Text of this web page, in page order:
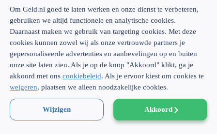
Geld.nl is de écht onafhankelijke vergelijker voor je verzekeringen en
bankproducten. Vergelijk, kies het beste product voor jou en betaal
geen euro te veel!
AFM: 12039914 300.014480
Emmasingel 23 | 5611 AZ Eindhoven | Dienstverlening & disclaimer| Privacy|
Cookies| Sitemap|
WFT-vergunning: 12039914 |
© Geld.nl 2026
Om Geld.nl goed te laten werken en onze dienst te verbeteren,
gebruiken we altijd functionele en analytische cookies.
Daarnaast maken we gebruik van targeting cookies. Met deze
cookies kunnen zowel wij als onze vertrouwde partners je
gepersonaliseerde advertenties en aanbevelingen op en buiten
onze site laten zien. Als je op de knop "Akkoord" klikt, ga je
akkoord met ons cookiebeleid. Als je ervoor kiest om cookies te
weigeren, plaatsen we alleen noodzakelijke cookies.
Wijzigen Akkoord